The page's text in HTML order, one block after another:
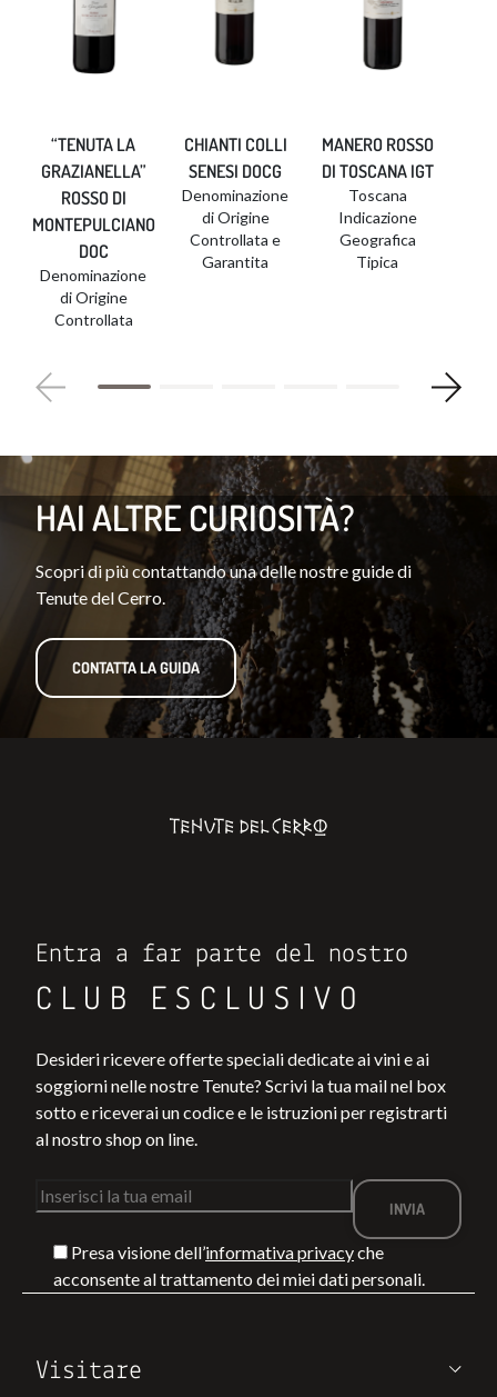
“TENUTA LA
GRAZIANELLA”
ROSSO DI
MONTEPULCIANO
DOC​
Denominazione
di Origine
Controllata
CHIANTI COLLI
SENESI DOCG
Denominazione
di Origine
Controllata e
Garantita
MANERO ROSSO
DI TOSCANA IGT​
Toscana
Indicazione
Geografica
Tipica
HAI ALTRE CURIOSITÀ?
Scopri di più contattando una delle nostre guide di
Tenute del Cerro.
CONTATTA LA GUIDA
Entra a far parte del nostro
CLUB ESCLUSIVO
Desideri ricevere offerte speciali dedicate ai vini e ai
soggiorni nelle nostre Tenute? Scrivi la tua mail nel box
sotto e riceverai un codice e le istruzioni per registrarti
al nostro shop on line.
Presa visione dell’informativa privacyche
acconsente al trattamento dei miei dati personali.
Visitare